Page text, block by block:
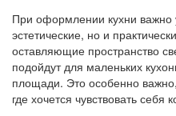
При оформлении кухни важно
эстетические, но и
оставляющие пространство
подойдут для маленьких
площади. Это особенно
где хочется чувствовать